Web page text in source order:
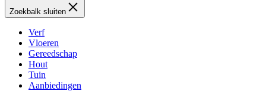
Zoekbalk sluiten
Verf
Vloeren
Gereedschap
Hout
Tuin
Aanbiedingen